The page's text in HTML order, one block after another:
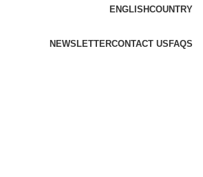
ENGLISHCOUNTRY
NEWSLETTERCONTACT US FAQS